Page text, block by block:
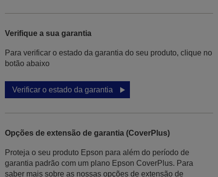
Verifique a sua garantia
Para verificar o estado da garantia do seu produto, clique no
botão abaixo
Verificar o estado da garantia
Opções de extensão de garantia (CoverPlus)
Proteja o seu produto Epson para além do período de
garantia padrão com um plano Epson CoverPlus. Para
saber mais sobre as nossas opções de extensão de